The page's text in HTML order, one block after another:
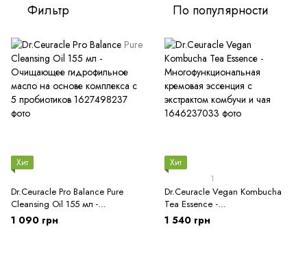
Фильтр По популярности
Хит
Dr.Ceuracle Pro Balance Pure
Cleansing Oil 155 мл -
Очищающее гидрофильное
масло на основе комплекса с 5
1 090 грн
Хит
1
Dr.Ceuracle Vegan Kombucha
Tea Essenсе -
Многофункциональная
кремовая эссенция с
1 540 грн